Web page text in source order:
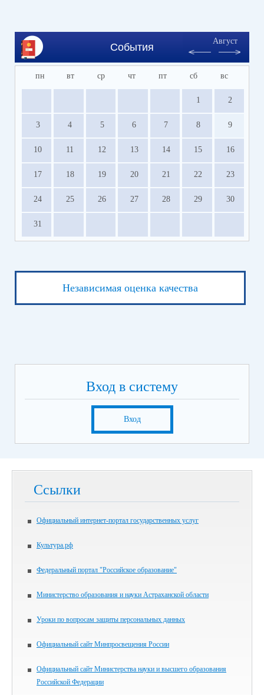
События
Август
пн вт ср чт пт сб вс
1 2
3 4 5 6 7 8 9
10 11 12 13 14 15 16
17 18 19 20 21 22 23
24 25 26 27 28 29 30
31
Независимая оценка качества
Вход в систему
Вход
Ссылки
Официальный интернет-портал государственных услуг
Культура.рф
Федеральный портал "Российское образование"
Министерство образования и науки Астраханской области
Уроки по вопросам защиты персональных данных
Официальный сайт Минпросвещения России
Официальный сайт Министерства науки и высшего образования
Российской Федерации